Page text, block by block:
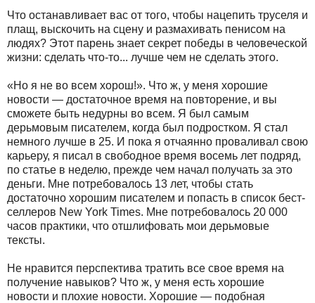
Что останавливает вас от того, чтобы нацепить труселя и
плащ, выскочить на сцену и размахивать пенисом на
людях? Этот парень знает секрет победы в человеческой
жизни: сделать что-то... лучше чем не сделать этого.
«Но я не во всем хорош!». Что ж, у меня хорошие
новости — достаточное время на повторение, и вы
сможете быть недурны во всем. Я был самым
дерьмовым писателем, когда был подростком. Я стал
немного лучше в 25. И пока я отчаянно проваливал свою
карьеру, я писал в свободное время восемь лет подряд,
по статье в неделю, прежде чем начал получать за это
деньги. Мне потребовалось 13 лет, чтобы стать
достаточно хорошим писателем и попасть в список бест-
селлеров New York Times. Мне потребовалось 20 000
часов практики, что отшлифовать мои дерьмовые
тексты.
Не нравится перспектива тратить все свое время на
получение навыков? Что ж, у меня есть хорошие
новости и плохие новости. Хорошие — подобная